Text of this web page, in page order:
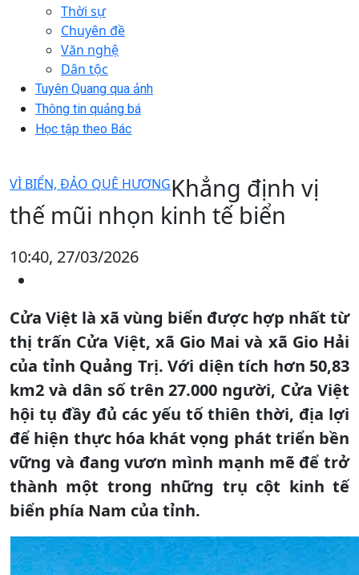
Thời sự
Chuyên đề
Văn nghệ
Dân tộc
Tuyên Quang qua ảnh
Thông tin quảng bá
Học tập theo Bác
VÌ BIỂN, ĐẢO QUÊ HƯƠNGKhẳng định vị
thế mũi nhọn kinh tế biển
10:40, 27/03/2026
Cửa Việt là xã vùng biển được hợp nhất từ
thị trấn Cửa Việt, xã Gio Mai và xã Gio Hải
của tỉnh Quảng Trị. Với diện tích hơn 50,83
km2 và dân số trên 27.000 người, Cửa Việt
hội tụ đầy đủ các yếu tố thiên thời, địa lợi
để hiện thực hóa khát vọng phát triển bền
vững và đang vươn mình mạnh mẽ để trở
thành một trong những trụ cột kinh tế
biển phía Nam của tỉnh.